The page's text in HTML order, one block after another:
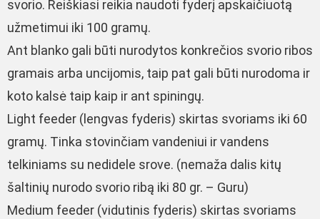
svorio. Reiškiasi reikia naudoti fyderį apskaičiuotą
užmetimui iki 100 gramų.
Ant blanko gali būti nurodytos konkrečios svorio ribos
gramais arba uncijomis, taip pat gali būti nurodoma ir
koto kalsė taip kaip ir ant spiningų.
Light feeder (lengvas fyderis) skirtas svoriams iki 60
gramų. Tinka stovinčiam vandeniui ir vandens
telkiniams su nedidele srove. (nemaža dalis kitų
šaltinių nurodo svorio ribą iki 80 gr. – Guru)
Medium feeder (vidutinis fyderis) skirtas svoriams